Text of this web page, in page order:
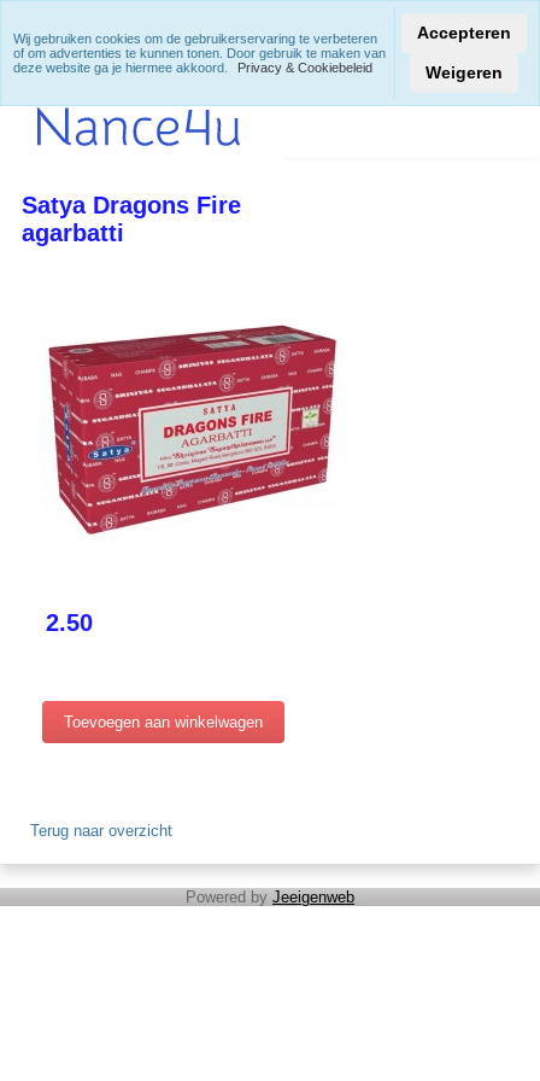
Satya Dragons Fire
agarbatti
2.50
Terug naar overzicht
Powered by Jeeigenweb
Wij gebruiken cookies om de gebruikerservaring te verbeteren
of om advertenties te kunnen tonen. Door gebruik te maken van
deze website ga je hiermee akkoord.
Privacy & Cookiebeleid
Accepteren
Weigeren